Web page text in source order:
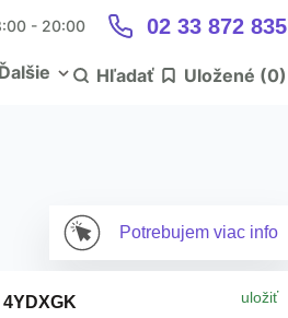
Ďalšie
- 20:00 02 33 872 835
Hľadať Uložené (0)
Potrebujem viac info
uložiť
4YDXGK